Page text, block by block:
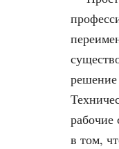
решение
рабочие
в том,